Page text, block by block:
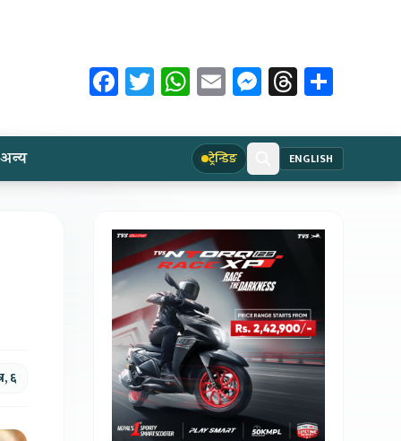
Facebook
Twitter
WhatsApp
EmailMessenger
Threads
अन्य ट्रेन्डिङ ENGLISH
६